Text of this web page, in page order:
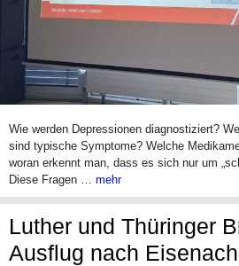
Wie werden Depressionen diagnostiziert?
sind typische Symptome? Welche
woran erkennt man, dass es sich nur um
Diese Fragen … mehr
Luther und Thüringer
Ausflug nach Eisenach